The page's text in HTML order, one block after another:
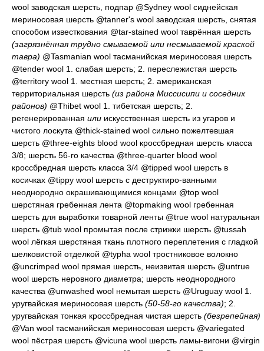
wool заводская шерсть, подпар @Sydney wool сиднейская
мериносовая шерсть @tanner's wool заводская шерсть, снятая
способом известкования @tar-stained wool таврённая шерсть
(загрязнённая трудно смываемой или несмываемой краской
тавра) @Tasmanian wool тасманийская мериносовая шерсть
@tender wool 1. слабая шерсть; 2. переслежистая шерсть
@territory wool 1. местная шерсть; 2. американская
территориальная шерсть (из района Миссисипи и соседних
районов) @Thibet wool 1. тибетская шерсть; 2.
регенерированная или искусственная шерсть из угаров и
чистого лоскута @thick-stained wool сильно пожелтевшая
шерсть @three-eights blood wool кроссбредная шерсть класса
3/8; шерсть 56-го качества @three-quarter blood wool
кроссбредная шерсть класса 3/4 @tipped wool шерсть в
косичках @tippy wool шерсть с деструктиро-ванными
неоднородно окрашивающимися концами @top wool
шерстяная гребенная лента @topmaking wool гребенная
шерсть для выработки товарной ленты @true wool натуральная
шерсть @tub wool промытая после стрижки шерсть @tussah
wool лёгкая шерстяная ткань плотного переплетения с гладкой
шелковистой отделкой @typha wool тростниковое волокно
@uncrimped wool прямая шерсть, неизвитая шерсть @untrue
wool шерсть неровного диаметра; шерсть неоднородного
качества @unwashed wool немытая шерсть @Uruguay wool 1.
уругвайская мериносовая шерсть (50-58-го качества); 2.
уругвайская тонкая кроссбредная чистая шерсть (безрепейная)
@Van wool тасманийская мериносовая шерсть @variegated
wool пёстрая шерсть @vicuna wool шерсть ламы-вигони @virgin